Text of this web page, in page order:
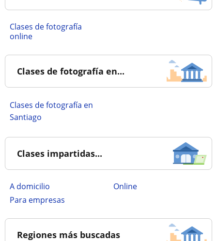
Clases de fotografía
online
Clases de fotografía en...
Clases de fotografía en
Santiago
Clases impartidas...
a domicilio
online
para empresas
Regiones más buscadas